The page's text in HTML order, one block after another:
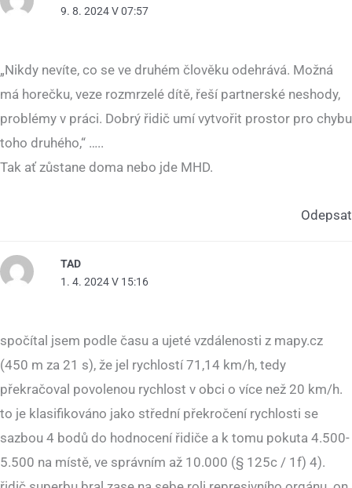
9. 8. 2024 V 07:57
„Nikdy nevíte, co se ve druhém člověku odehrává. Možná
má horečku, veze rozmrzelé dítě, řeší partnerské neshody,
problémy v práci. Dobrý řidič umí vytvořit prostor pro chybu
toho druhého,“ …..
Tak ať zůstane doma nebo jde MHD.
Odepsat
TAD
1. 4. 2024 V 15:16
spočítal jsem podle času a ujeté vzdálenosti z mapy.cz
(450 m za 21 s), že jel rychlostí 71,14 km/h, tedy
překračoval povolenou rychlost v obci o více než 20 km/h.
to je klasifikováno jako střední překročení rychlosti se
sazbou 4 bodů do hodnocení řidiče a k tomu pokuta 4.500-
5.500 na místě, ve správním až 10.000 (§ 125c / 1f) 4).